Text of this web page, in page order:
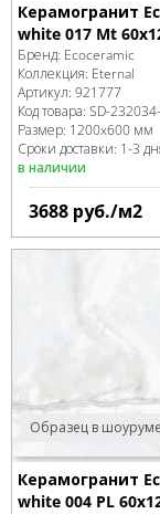
Керамогранит
white 017 Mt
Бренд: Ecoceramic
Коллекция: Eternal
Артикул: 921777
Код товара: SD-232034
Размер: 1200x600 мм
Сроки доставки: 1-3
в наличии
3688 руб./м2
Образец в шоуруме
Керамогранит
white 004 PL